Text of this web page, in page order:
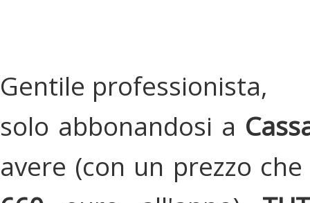
Gentile professionista,
solo abbonandosi a
avere (con un prezzo